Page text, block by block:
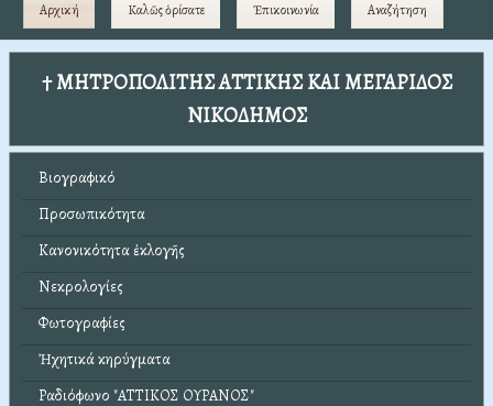
Αρχική Καλῶς ὁρίσατε Ἐπικοινωνία Αναζήτηση
† ΜΗΤΡΟΠΟΛΙΤΗΣ ΑΤΤΙΚΗΣ ΚΑΙ ΜΕΓΑΡΙΔΟΣ
ΝΙΚΟΔΗΜΟΣ
Βιογραφικό
Προσωπικότητα
Κανονικότητα ἐκλογῆς
Νεκρολογίες
Φωτογραφίες
Ἠχητικά κηρύγματα
Ραδιόφωνο "ΑΤΤΙΚΟΣ ΟΥΡΑΝΟΣ"